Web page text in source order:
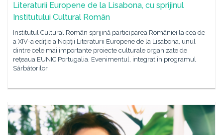
Literaturii Europene de la Lisabona, cu sprijinul
Institutului Cultural Român
Institutul Cultural Român sprijină participarea României la cea de-
a XIV-a ediție a Nopții Literaturii Europene de la Lisabona, unul
dintre cele mai importante proiecte culturale organizate de
rețeaua EUNIC Portugalia. Evenimentul, integrat în programul
Sărbătorilor